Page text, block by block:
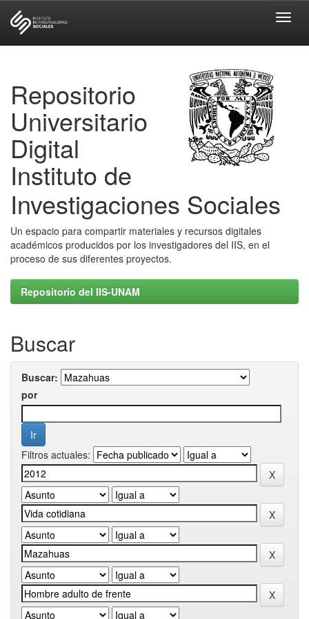
Repositorio
Universitario
Digital
Instituto de
Investigaciones Sociales
Un espacio para compartir materiales y recursos digitales
académicos producidos por los investigadores del IIS, en el
proceso de sus diferentes proyectos.
Repositorio del IIS-UNAM
Buscar
Buscar:
por
Filtros actuales: